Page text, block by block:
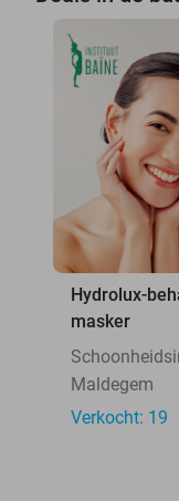
Hydrolux-
masker
Maldegem
Verkocht: 19